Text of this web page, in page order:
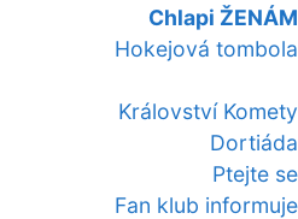
Chlapi ŽENÁM
Hokejová tombola
Království Komety
Dortiáda
Ptejte se
Fan klub informuje